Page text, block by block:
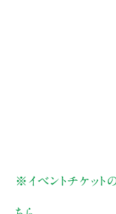
※イベントチケッ